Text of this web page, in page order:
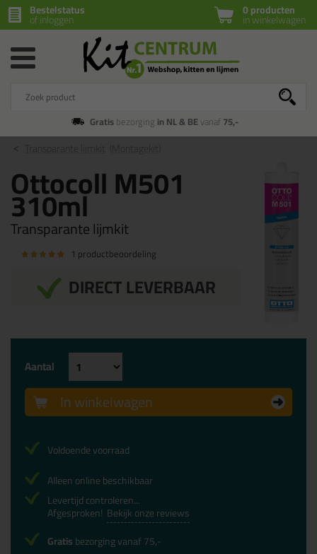
0 producten
in winkelwagen
Bestelstatus
of inloggen
Gratisbezorging in NL & BEvanaf75,-
Ottocoll M501
310ml
Transparante lijmkit
1 productbeoordeling
DIRECT LEVERBAAR
Aantal
In winkelwagen
Voldoende voorraad
Alleen online beschikbaar
Levertijd controleren...
Afgesproken! Bekijk onze reviews
Gratisbezorging vanaf 75,-